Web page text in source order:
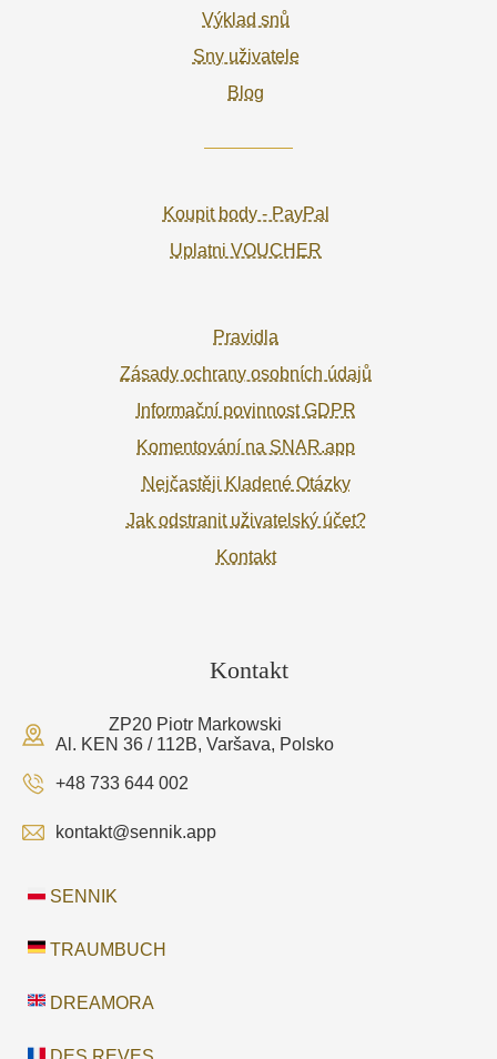
Výklad snů
Sny uživatele
Blog
Koupit body - PayPal
Uplatni VOUCHER
Pravidla
Zásady ochrany osobních údajů
Informační povinnost GDPR
Komentování na SNAR.app
Nejčastěji Kladené Otázky
Jak odstranit uživatelský účet?
Kontakt
Kontakt
ZP20 Piotr Markowski
Al. KEN 36 / 112B, Varšava, Polsko
+48 733 644 002
kontakt@sennik.app
SENNIK
TRAUMBUCH
DREAMORA